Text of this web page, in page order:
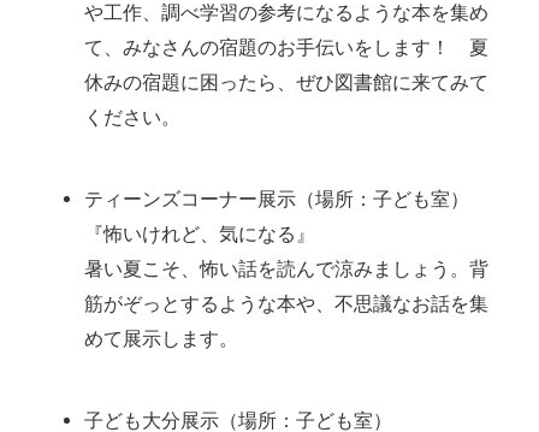
や工作、調べ学習の参考になるような本を集め
て、みなさんの宿題のお手伝いをします！ 夏
休みの宿題に困ったら、ぜひ図書館に来てみて
ください。
ティーンズコーナー展示（場所：子ども室）
『怖いけれど、気になる』
暑い夏こそ、怖い話を読んで涼みましょう。背
筋がぞっとするような本や、不思議なお話を集
めて展示します。
子ども大分展示（場所：子ども室）